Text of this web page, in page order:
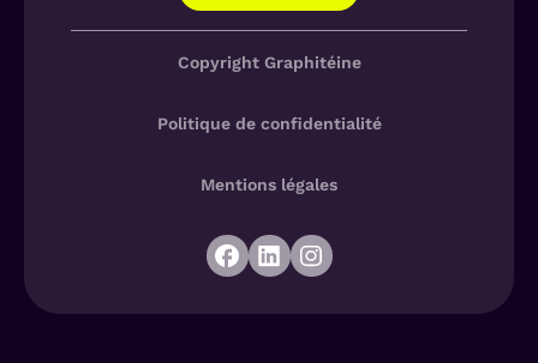
Copyright Graphitéine
Politique de confidentialité
Mentions légales